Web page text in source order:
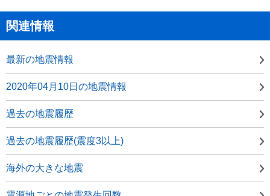
関連情報
最新の地震情報
2020年04月10日の地震情報
過去の地震履歴
過去の地震履歴(震度3以上)
海外の大きな地震